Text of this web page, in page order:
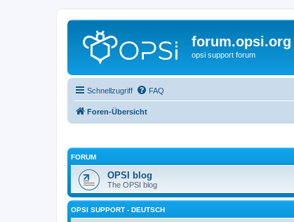
forum.opsi.org
opsi support forum
Schnellzugriff FAQ
Foren-Übersicht
FORUM
OPSI blog
The OPSI blog
OPSI SUPPORT - DEUTSCH